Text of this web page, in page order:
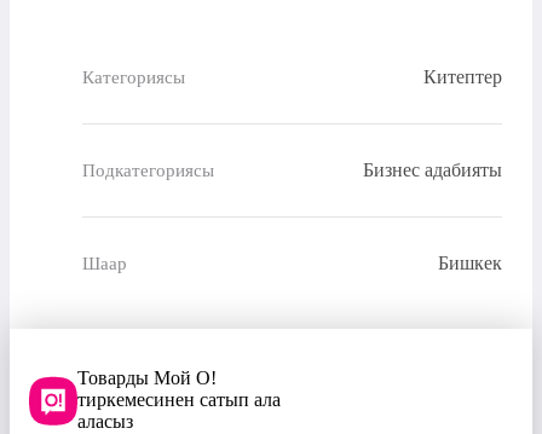
Категориясы Китептер
Подкатегориясы Бизнес адабияты
Шаар Бишкек
Товарды Мой О!
тиркемесинен сатып ала
аласыз